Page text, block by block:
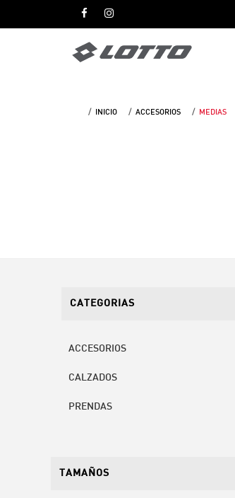
INICIO ACCESORIOS MEDIAS
CATEGORIAS
ACCESORIOS
CALZADOS
PRENDAS
TAMAÑOS